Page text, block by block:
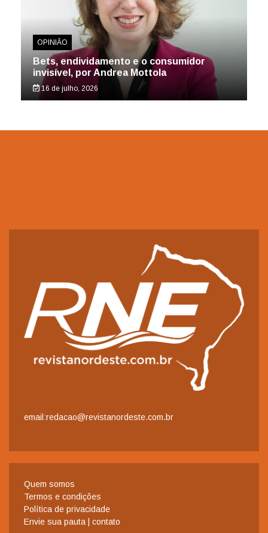
OPINIÃO
Bets, endividamento e o consumidor
invisível, por Andrea Mottola
16 de julho, 2026
email:redacao@revistanordeste.com.br
Quem somos
Termos e condições
Política de privacidade
Envie sua pauta | contato